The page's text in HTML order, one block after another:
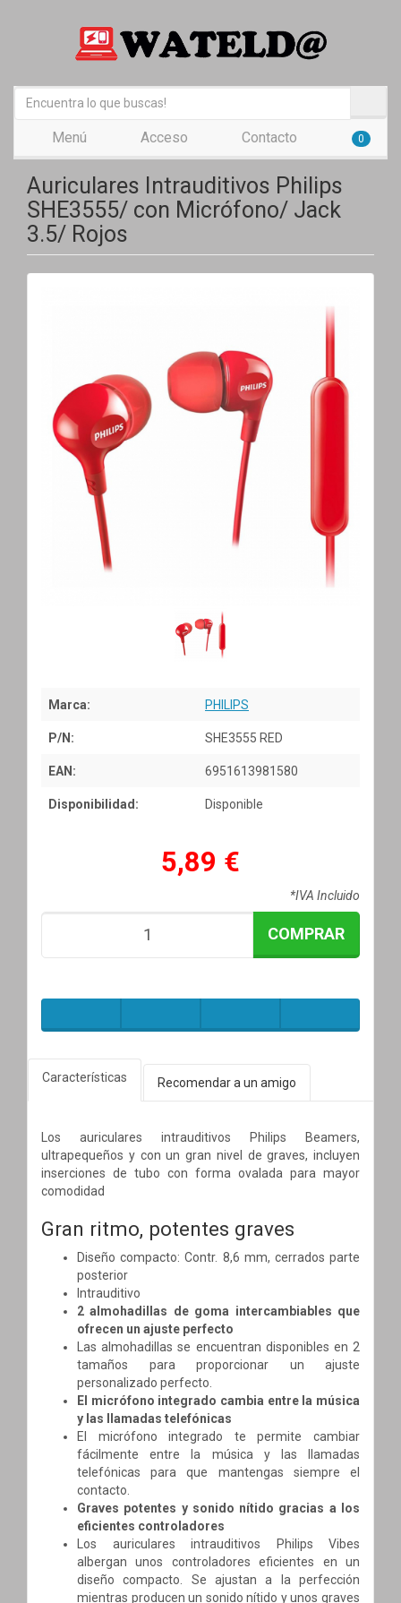
Menú Acceso Contacto 0
Auriculares Intrauditivos Philips
SHE3555/ con Micrófono/ Jack
3.5/ Rojos
Marca: PHILIPS
P/N: SHE3555 RED
EAN: 6951613981580
Disponibilidad: Disponible
5,89 €
*IVA Incluido
COMPRAR
Características Recomendar a un amigo
Los auriculares intrauditivos Philips Beamers,
ultrapequeños y con un gran nivel de graves, incluyen
inserciones de tubo con forma ovalada para mayor
comodidad
Gran ritmo, potentes graves
Diseño compacto: Contr. 8,6 mm, cerrados parte
posterior
Intrauditivo
2 almohadillas de goma intercambiables que
ofrecen un ajuste perfecto
Las almohadillas se encuentran disponibles en 2
tamaños para proporcionar un ajuste
personalizado perfecto.
El micrófono integrado cambia entre la música
y las llamadas telefónicas
El micrófono integrado te permite cambiar
fácilmente entre la música y las llamadas
telefónicas para que mantengas siempre el
contacto.
Graves potentes y sonido nítido gracias a los
eficientes controladores
Los auriculares intrauditivos Philips Vibes
albergan unos controladores eficientes en un
diseño compacto. Se ajustan a la perfección
mientras producen un sonido nítido y unos graves